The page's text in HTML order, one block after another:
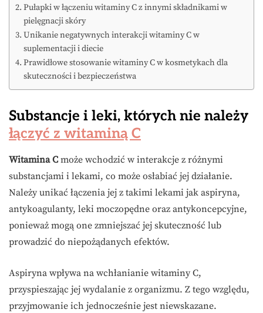
Pułapki w łączeniu witaminy C z innymi składnikami w
pielęgnacji skóry
Unikanie negatywnych interakcji witaminy C w
suplementacji i diecie
Prawidłowe stosowanie witaminy C w kosmetykach dla
skuteczności i bezpieczeństwa
Substancje i leki, których nie należy
łączyć z witaminą C
Witamina C może wchodzić w interakcje z różnymi
substancjami i lekami, co może osłabiać jej działanie.
Należy unikać łączenia jej z takimi lekami jak aspiryna,
antykoagulanty, leki moczopędne oraz antykoncepcyjne,
ponieważ mogą one zmniejszać jej skuteczność lub
prowadzić do niepożądanych efektów.
Aspiryna wpływa na wchłanianie witaminy C,
przyspieszając jej wydalanie z organizmu. Z tego względu,
przyjmowanie ich jednocześnie jest niewskazane.